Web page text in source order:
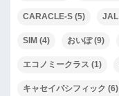
CARACLE-S (5) JAL
SIM (4) おいぽ(9)
エコノミークラス (1)
キャセイパシフィック (6)